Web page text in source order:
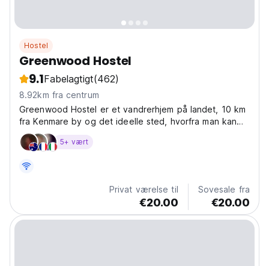
Hostel
Greenwood Hostel
9.1Fabelagtigt(462)
8.92km fra centrum
Greenwood Hostel er et vandrerhjem på landet, 10 km
fra Kenmare by og det ideelle sted, hvorfra man kan
udforske den storslåede natur i Ring of Kerry og
MacGillycuddy Reeks, Irlands højeste bjerge.
5+ vært
Privat værelse til
€20.00
Sovesale fra
€20.00